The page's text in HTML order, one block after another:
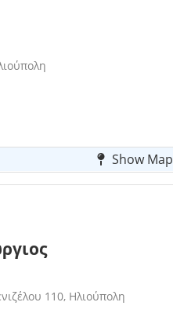
Show Map
110, Ηλιούπολη